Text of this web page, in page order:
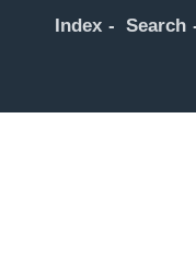
Index Search